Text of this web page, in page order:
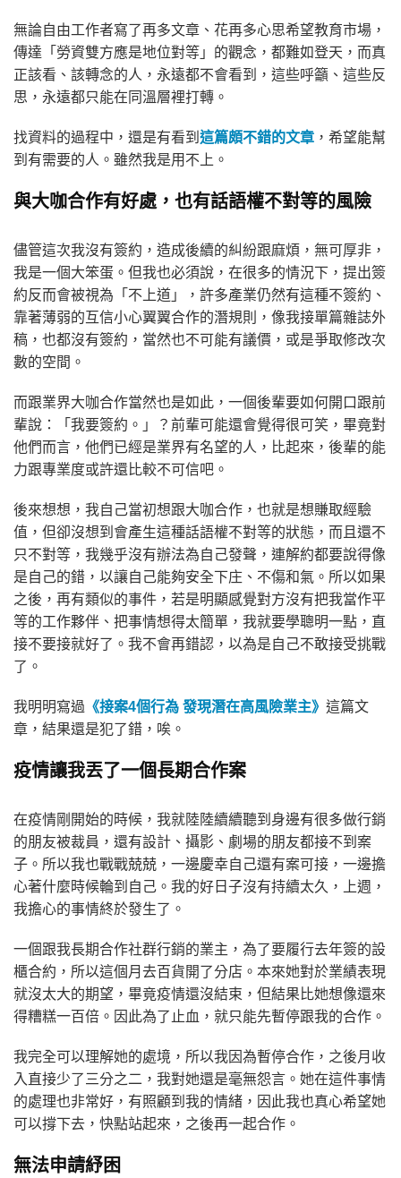
無論自由工作者寫了再多文章、花再多心思希望教育市場，
傳達「勞資雙方應是地位對等」的觀念，都難如登天，而真
正該看、該轉念的人，永遠都不會看到，這些呼籲、這些反
思，永遠都只能在同溫層裡打轉。
找資料的過程中，還是有看到 這篇頗不錯的文章 ，希望能幫
到有需要的人。雖然我是用不上。
與大咖合作有好處，也有話語權不對等的風險
儘管這次我沒有簽約，造成後續的糾紛跟麻煩，無可厚非，
我是一個大笨蛋。但我也必須說，在很多的情況下，提出簽
約反而會被視為「不上道」，許多產業仍然有這種不簽約、
靠著薄弱的互信小心翼翼合作的潛規則，像我接單篇雜誌外
稿，也都沒有簽約，當然也不可能有議價，或是爭取修改次
數的空間。
而跟業界大咖合作當然也是如此，一個後輩要如何開口跟前
輩說：「我要簽約。」？前輩可能還會覺得很可笑，畢竟對
他們而言，他們已經是業界有名望的人，比起來，後輩的能
力跟專業度或許還比較不可信吧。
後來想想，我自己當初想跟大咖合作，也就是想賺取經驗
值，但卻沒想到會產生這種話語權不對等的狀態，而且還不
只不對等，我幾乎沒有辦法為自己發聲，連解約都要說得像
是自己的錯，以讓自己能夠安全下庄、不傷和氣。所以如果
之後，再有類似的事件，若是明顯感覺對方沒有把我當作平
等的工作夥伴、把事情想得太簡單，我就要學聰明一點，直
接不要接就好了。我不會再錯認，以為是自己不敢接受挑戰
了。
我明明寫過 《接案4個行為 發現潛在高風險業主》 這篇文
章，結果還是犯了錯，唉。
疫情讓我丟了一個長期合作案
在疫情剛開始的時候，我就陸陸續續聽到身邊有很多做行銷
的朋友被裁員，還有設計、攝影、劇場的朋友都接不到案
子。所以我也戰戰兢兢，一邊慶幸自己還有案可接，一邊擔
心著什麼時候輪到自己。我的好日子沒有持續太久，上週，
我擔心的事情終於發生了。
一個跟我長期合作社群行銷的業主，為了要履行去年簽的設
櫃合約，所以這個月去百貨開了分店。本來她對於業績表現
就沒太大的期望，畢竟疫情還沒結束，但結果比她想像還來
得糟糕一百倍。因此為了止血，就只能先暫停跟我的合作。
我完全可以理解她的處境，所以我因為暫停合作，之後月收
入直接少了三分之二，我對她還是毫無怨言。她在這件事情
的處理也非常好，有照顧到我的情緒，因此我也真心希望她
可以撐下去，快點站起來，之後再一起合作。
無法申請紓困